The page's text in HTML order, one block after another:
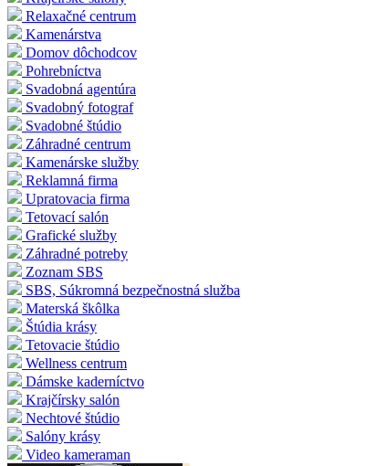
Relaxačné centrum
Kamenárstva
Domov dôchodcov
Pohrebníctva
Svadobná agentúra
Svadobný fotograf
Svadobné štúdio
Záhradné centrum
Kamenárske služby
Reklamná firma
Upratovacia firma
Tetovací salón
Grafické služby
Záhradné potreby
Zoznam SBS
SBS, Súkromná bezpečnostná služba
Materská škôlka
Štúdia krásy
Tetovacie štúdio
Wellness centrum
Dámske kaderníctvo
Krajčírsky salón
Nechtové štúdio
Salóny krásy
Video kameraman